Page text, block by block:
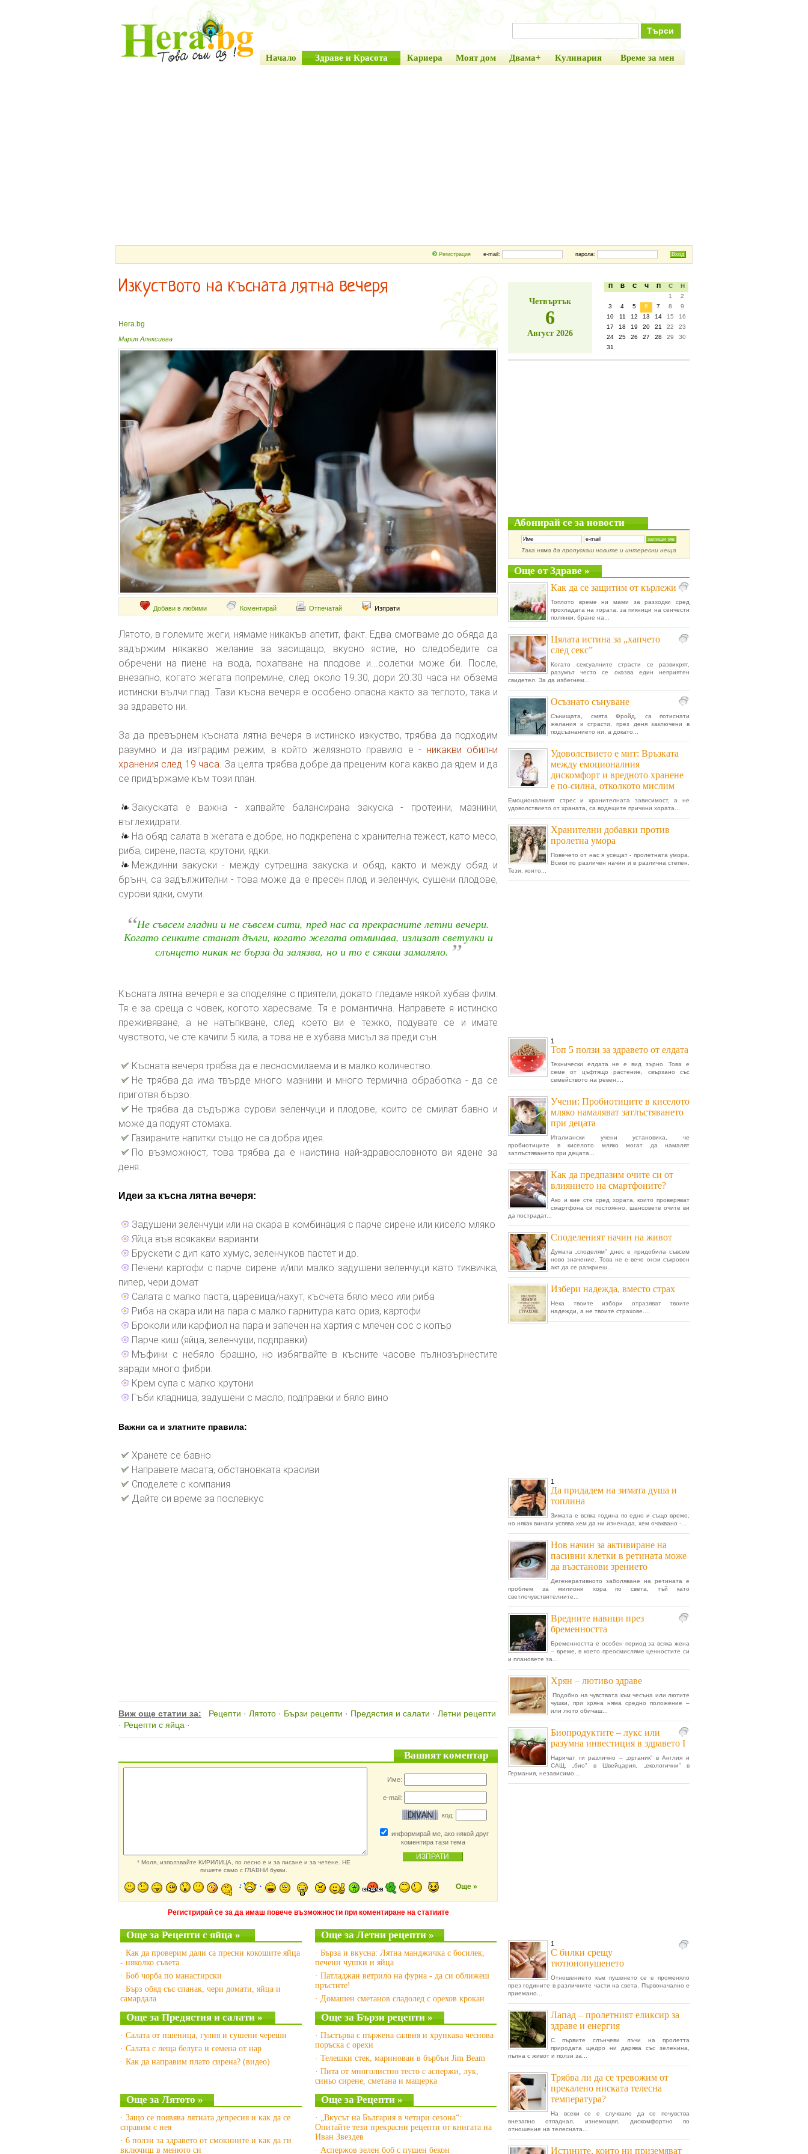
Начало Здраве и Красота Кариера Моят дом Двама+ Кулинария Време за мен
Регистрация e-mail: парола:
Изкуството на късната лятна вечеря
Hera.bg
Мария Алексиева
Добави в любими Коментирай Отпечатай Изпрати
Лятото, в големите жеги, нямаме никакъв апетит, факт. Едва смогваме до обяда да
задържим някакво желание за засищащо, вкусно ястие, но следобедите са
обречени на пиене на вода, похапване на плодове и...солетки може би. После,
внезапно, когато жегата попремине, след около 19.30, дори 20.30 часа ни обзема
истински вълчи глад. Тази късна вечеря е особено опасна както за теглото, така и
за здравето ни.
За да превърнем късната лятна вечеря в истинско изкуство, трябва да подходим
разумно и да изградим режим, в който желязното правило е - никакви обилни
хранения след 19 часа. За целта трябва добре да преценим кога какво да ядем и да
се придържаме към този план.
Закуската е важна - хапвайте балансирана закуска - протеини, мазнини,
въглехидрати.
На обяд салата в жегата е добре, но подкрепена с хранителна тежест, като месо,
риба, сирене, паста, крутони, ядки.
Междинни закуски - между сутрешна закуска и обяд, както и между обяд и
брънч, са задължителни - това може да е пресен плод и зеленчук, сушени плодове,
сурови ядки, смути.
“Не съвсем гладни и не съвсем сити, пред нас са прекрасните летни вечери.
Когато сенките станат дълги, когато жегата отминава, излизат светулки и
слънцето никак не бърза да залязва, но и то е сякаш замаляло. ”
Късната лятна вечеря е за споделяне с приятели, докато гледаме някой хубав филм.
Тя е за среща с човек, когото харесваме. Тя е романтична. Направете я истинско
преживяване, а не натъпкване, след което ви е тежко, подувате се и имате
чувството, че сте качили 5 кила, а това не е хубава мисъл за преди сън.
Късната вечеря трябва да е лесносмилаема и в малко количество.
Не трябва да има твърде много мазнини и много термична обработка - да се
приготвя бързо.
Не трябва да съдържа сурови зеленчуци и плодове, които се смилат бавно и
може да подуят стомаха.
Газираните напитки също не са добра идея.
По възможност, това трябва да е наистина най-здравословното ви ядене за
деня.
Идеи за късна лятна вечеря:
Задушени зеленчуци или на скара в комбинация с парче сирене или кисело мляко
Яйца във всякакви варианти
Брускети с дип като хумус, зеленчуков пастет и др.
Печени картофи с парче сирене и/или малко задушени зеленчуци като тиквичка,
пипер, чери домат
Салата с малко паста, царевица/нахут, късчета бяло месо или риба
Риба на скара или на пара с малко гарнитура като ориз, картофи
Броколи или карфиол на пара и запечен на хартия с млечен сос с копър
Парче киш (яйца, зеленчуци, подправки)
Мъфини с небяло брашно, но избягвайте в късните часове пълнозърнестите
заради много фибри.
Крем супа с малко крутони
Гъби кладница, задушени с масло, подправки и бяло вино
Важни са и златните правила:
Хранете се бавно
Направете масата, обстановката красиви
Споделете с компания
Дайте си време за послевкус
Виж още статии за: Рецепти · Лятото · Бързи рецепти · Предястия и салати · Летни рецепти
· Рецепти с яйца ·
Вашият коментар
* Моля, използвайте КИРИЛИЦА, по лесно е и за писане и за четене. НЕ
пишете само с ГЛАВНИ букви.
Име:
e-mail:
код:
информирай ме, ако някой друг
коментира тази тема
Още »
Регистрирай се за да имаш повече възможности при коментиране на статиите
Още за Рецепти с яйца »
· Как да проверим дали са пресни кокошите яйца
- няколко съвета
· Боб чорба по манастирски
· Бърз обяд със спанак, чери домати, яйца и
самардала
Още за Летни рецепти »
· Бърза и вкусна: Лятна манджичка с босилек,
печени чушки и яйца
· Патладжан ветрило на фурна - да си оближеш
пръстите!
· Домашен сметанов сладолед с орехов крокан
Още за Предястия и салати »
· Салата от пшеница, гулия и сушени череши
· Салата с леща белуга и семена от нар
· Как да направим плато сирена? (видео)
Още за Бързи рецепти »
· Пъстърва с пържена салвия и хрупкава чеснова
поръска с орехи
· Телешки стек, маринован в бърбън Jim Beam
· Пита от многолистно тесто с аспержи, лук,
синьо сирене, сметана и мащерка
Още за Лятото »
· Защо се появява лятната депресия и как да се
справим с нея
· 6 ползи за здравето от смокините и как да ги
включиш в менюто си
Още за Рецепти »
· „Вкусът на България в четири сезона“:
Опитайте тези прекрасни рецепти от книгата на
Иван Звездев
· Аспержов зелен боб с пушен бекон
Четвъртък
6
Август 2026
П В С Ч П С
Н
1
2
3
4 5 6 7 8
9
10
11 12 13 14 15
16
17
18 19 20 21 22
23
24
25 26 27 28 29
30
31
Абонирай се за новости
Така няма да пропускаш новите и интересни неща
Още от Здраве »
Как да се защитим от кърлежи
Топлото време ни мами за разходки сред
прохладата на гората, за пикници на сенчести
полянки, бране на...
Цялата истина за „хапчето
след секс”
Когато сексуалните страсти се развихрят,
разумът често се оказва един неприятен
свидетел. За да избегнем...
Осъзнато сънуване
Сънищата, смята Фройд, са потиснати
желания и страсти, през деня заключени в
подсъзнанието ни, а докато...
Удоволствието е мит: Връзката
между емоционалния
дискомфорт и вредното хранене
е по-силна, отколкото мислим
Емоционалният стрес и хранителната зависимост, а не
удоволствието от храната, са водещите причини хората...
Хранителни добавки против
пролетна умора
Повечето от нас я усещат - пролетната умора.
Всеки по различен начин и в различна степен.
Тези, които...
1
Топ 5 ползи за здравето от елдата
Технически елдата не е вид зърно. Това е
семе от цъфтящо растение, свързано със
семейството на ревен,...
Учени: Пробиотиците в киселото
мляко намаляват затлъстяването
при децата
Италиански учени установиха, че
пробиотиците в киселото мляко могат да намалят
затлъстяването при децата...
Как да предпазим очите си от
влиянието на смартфоните?
Ако и вие сте сред хората, които проверяват
смартфона си постоянно, шансовете очите ви
да пострадат...
Споделеният начин на живот
Думата „споделям” днес е придобила съвсем
ново значение. Това не е вече онзи съкровен
акт да се разкриеш...
Избери надежда, вместо страх
Нека твоите избори отразяват твоите
надежди, а не твоите страхове....
1
Да придадем на зимата душа и
топлина
Зимата е всяка година по едно и също време,
но някак винаги успява хем да ни изненада, хем очаквано -...
Нов начин за активиране на
пасивни клетки в ретината може
да възстанови зрението
Дегенеративното заболяване на ретината е
проблем за милиони хора по света, тъй като
светлочувствителните...
Вредните навици през
бременността
Бременността е особен период за всяка жена
– време, в което преосмисляме ценностите си
и плановете за...
Хрян – лютиво здраве
Подобно на чувствата към чесъна или лютите
чушки, при хряна няма средно положение –
или люто обичаш...
Биопродуктите – лукс или
разумна инвестиция в здравето I
Наричат ги различно – „органик” в Англия и
САЩ, „био” в Швейцария, „екологични” в
Германия, независимо...
1
С билки срещу
тютюнопушенето
Отношението към пушенето се е променяло
през годините в различните части на света. Първоначално е
приемано...
Лапад – пролетният еликсир за
здраве и енергия
С първите слънчеви лъчи на пролетта
природата щедро ни дарява със зеленина,
пълна с живот и ползи за...
Трябва ли да се тревожим от
прекалено ниската телесна
температура?
На всеки се е случвало да се почувства
внезапно отпаднал, изнемощял, дискомфортно по
отношение на телесната...
Истините, които ни приземяват